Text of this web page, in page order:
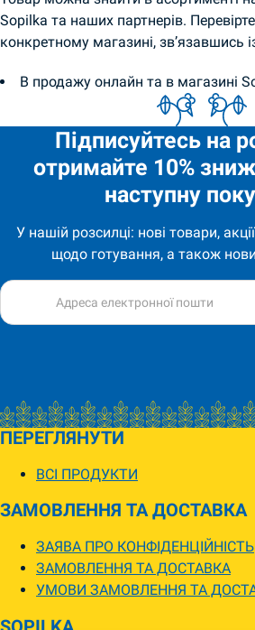
Sopilka та наших партнерів.
конкретному магазині, зв’язавшись
В продажу онлайн та в магазині
Підписуйтесь на
отримайте 10%
наступну
У нашій розсилці: нові товари,
щодо готування, а також
ПЕРЕГЛЯНУТИ
ВСІ ПРОДУКТИ
ЗАМОВЛЕННЯ ТА ДОСТАВКА
ЗАЯВА ПРО КОНФІДЕНЦІЙНІСТЬ
ЗАМОВЛЕННЯ ТА ДОСТАВКА
УМОВИ ЗАМОВЛЕННЯ ТА